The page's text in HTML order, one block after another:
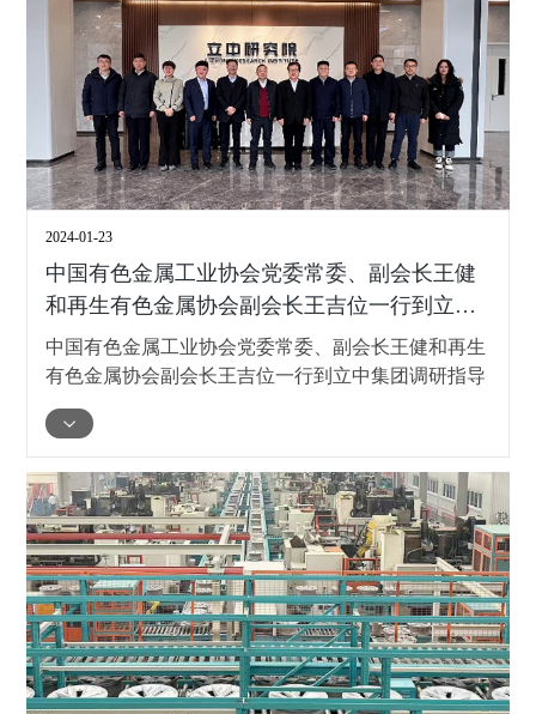
2024-01-23
中国有色金属工业协会党委常委、副会长王健
和再生有色金属协会副会长王吉位一行到立中
集团调研指导
中国有色金属工业协会党委常委、副会长王健和再生
有色金属协会副会长王吉位一行到立中集团调研指导